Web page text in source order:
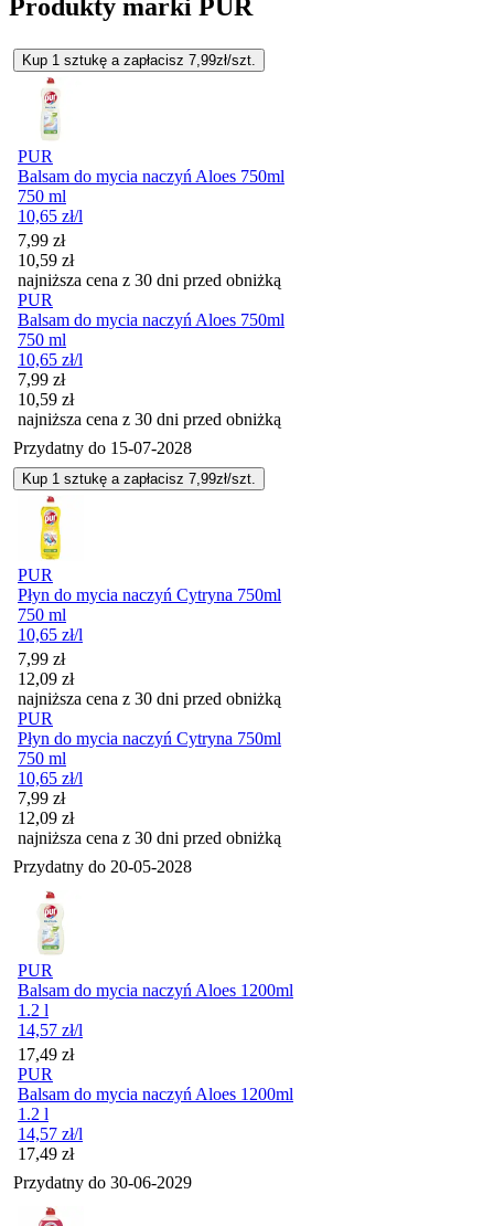
Produkty marki PUR
Kup 1 sztukę a zapłacisz 7,99zł/szt.
PUR
Balsam do mycia naczyń Aloes 750ml
750 ml
10,65 zł/l
Cena promocyjna
7,99 zł
10,59 zł
najniższa cena z 30 dni przed obniżką
PUR
Balsam do mycia naczyń Aloes 750ml
750 ml
10,65 zł/l
Cena promocyjna
7,99 zł
10,59 zł
najniższa cena z 30 dni przed obniżką
Przydatny do 15-07-2028
Kup 1 sztukę a zapłacisz 7,99zł/szt.
PUR
Płyn do mycia naczyń Cytryna 750ml
750 ml
10,65 zł/l
Cena promocyjna
7,99 zł
12,09 zł
najniższa cena z 30 dni przed obniżką
PUR
Płyn do mycia naczyń Cytryna 750ml
750 ml
10,65 zł/l
Cena promocyjna
7,99 zł
12,09 zł
najniższa cena z 30 dni przed obniżką
Przydatny do 20-05-2028
PUR
Balsam do mycia naczyń Aloes 1200ml
1.2 l
14,57 zł/l
Cena
17,49 zł
PUR
Balsam do mycia naczyń Aloes 1200ml
1.2 l
14,57 zł/l
Cena
17,49 zł
Przydatny do 30-06-2029